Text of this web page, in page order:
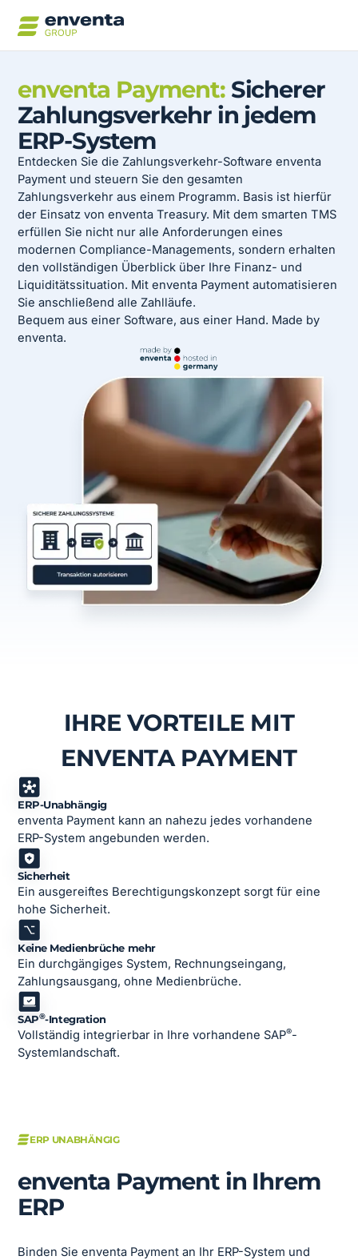
enventa Payment:Sicherer
Zahlungsverkehr in jedem
ERP-System
Entdecken Sie die Zahlungsverkehr-Software enventa
Payment und steuern Sie den gesamten
Zahlungsverkehr aus einem Programm. Basis ist hierfür
der Einsatz von enventa Treasury. Mit dem smarten TMS
erfüllen Sie nicht nur alle Anforderungen eines
modernen Compliance-Managements, sondern erhalten
den vollständigen Überblick über Ihre Finanz- und
Liquiditätssituation. Mit enventa Payment automatisieren
Sie anschließend alle Zahlläufe.
Bequem aus einer Software, aus einer Hand. Made by
enventa.
IHRE VORTEILE MIT
ENVENTA PAYMENT
ERP-Unabhängig
enventa Payment kann an nahezu jedes vorhandene
ERP-System angebunden werden.
Sicherheit
Ein ausgereiftes Berechtigungskonzept sorgt für eine
hohe Sicherheit.
Keine Medienbrüche mehr
Ein durchgängiges System, Rechnungseingang,
Zahlungsausgang, ohne Medienbrüche.
SAP®-Integration
Vollständig integrierbar in Ihre vorhandene SAP®-
Systemlandschaft.
ERP UNABHÄNGIG
enventa Payment in Ihrem
ERP
Binden Sie enventa Payment an Ihr ERP-System und